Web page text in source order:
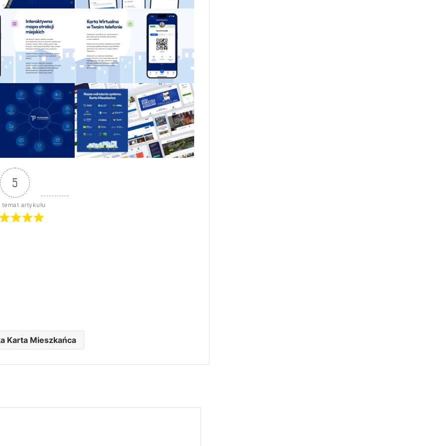
5
temat artykułu
Karta Mieszkańca